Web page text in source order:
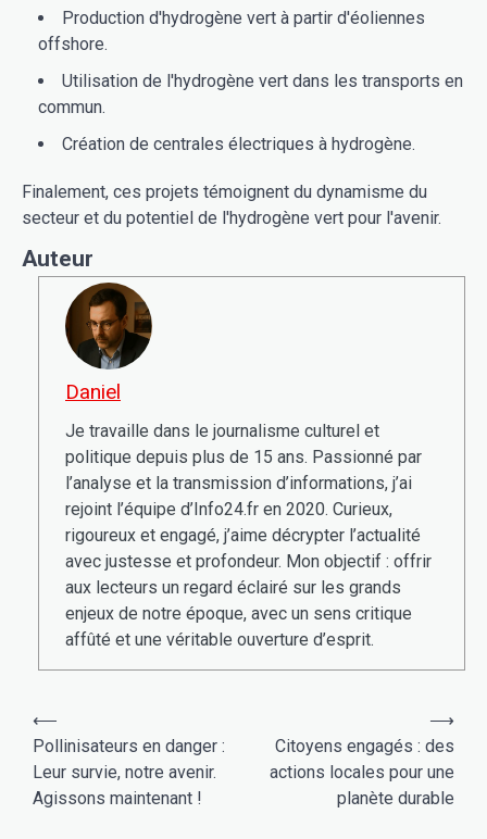
Production d'hydrogène vert à partir d'éoliennes
offshore.
Utilisation de l'hydrogène vert dans les transports en
commun.
Création de centrales électriques à hydrogène.
Finalement, ces projets témoignent du dynamisme du
secteur et du potentiel de l'hydrogène vert pour l'avenir.
Auteur
Daniel
Je travaille dans le journalisme culturel et
politique depuis plus de 15 ans. Passionné par
l’analyse et la transmission d’informations, j’ai
rejoint l’équipe d’Info24.fr en 2020. Curieux,
rigoureux et engagé, j’aime décrypter l’actualité
avec justesse et profondeur. Mon objectif : offrir
aux lecteurs un regard éclairé sur les grands
enjeux de notre époque, avec un sens critique
affûté et une véritable ouverture d’esprit.
Navigation
de
l’article
⟵
Pollinisateurs en danger :
Leur survie, notre avenir.
Agissons maintenant !
Citoyens engagés : des
actions locales pour une
planète durable
⟶